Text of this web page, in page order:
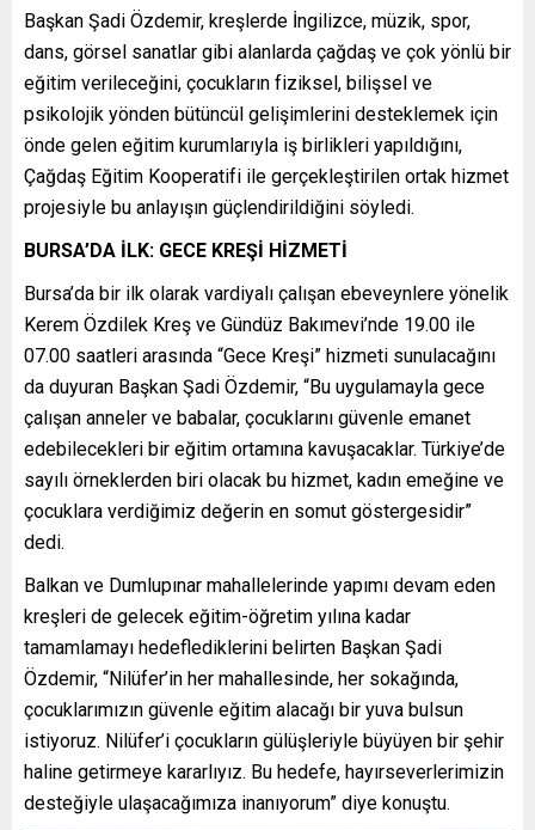
Başkan Şadi Özdemir, kreşlerde İngilizce, müzik, spor,
dans, görsel sanatlar gibi alanlarda çağdaş ve çok yönlü bir
eğitim verileceğini, çocukların fiziksel, bilişsel ve
psikolojik yönden bütüncül gelişimlerini desteklemek için
önde gelen eğitim kurumlarıyla iş birlikleri yapıldığını,
Çağdaş Eğitim Kooperatifi ile gerçekleştirilen ortak hizmet
projesiyle bu anlayışın güçlendirildiğini söyledi.
BURSA’DA İLK: GECE KREŞİ HİZMETİ
Bursa’da bir ilk olarak vardiyalı çalışan ebeveynlere yönelik
Kerem Özdilek Kreş ve Gündüz Bakımevi’nde 19.00 ile
07.00 saatleri arasında “Gece Kreşi” hizmeti sunulacağını
da duyuran Başkan Şadi Özdemir, “Bu uygulamayla gece
çalışan anneler ve babalar, çocuklarını güvenle emanet
edebilecekleri bir eğitim ortamına kavuşacaklar. Türkiye’de
sayılı örneklerden biri olacak bu hizmet, kadın emeğine ve
çocuklara verdiğimiz değerin en somut göstergesidir”
dedi.
Balkan ve Dumlupınar mahallelerinde yapımı devam eden
kreşleri de gelecek eğitim-öğretim yılına kadar
tamamlamayı hedeflediklerini belirten Başkan Şadi
Özdemir, “Nilüfer’in her mahallesinde, her sokağında,
çocuklarımızın güvenle eğitim alacağı bir yuva bulsun
istiyoruz. Nilüfer’i çocukların gülüşleriyle büyüyen bir şehir
haline getirmeye kararlıyız. Bu hedefe, hayırseverlerimizin
desteğiyle ulaşacağımıza inanıyorum” diye konuştu.